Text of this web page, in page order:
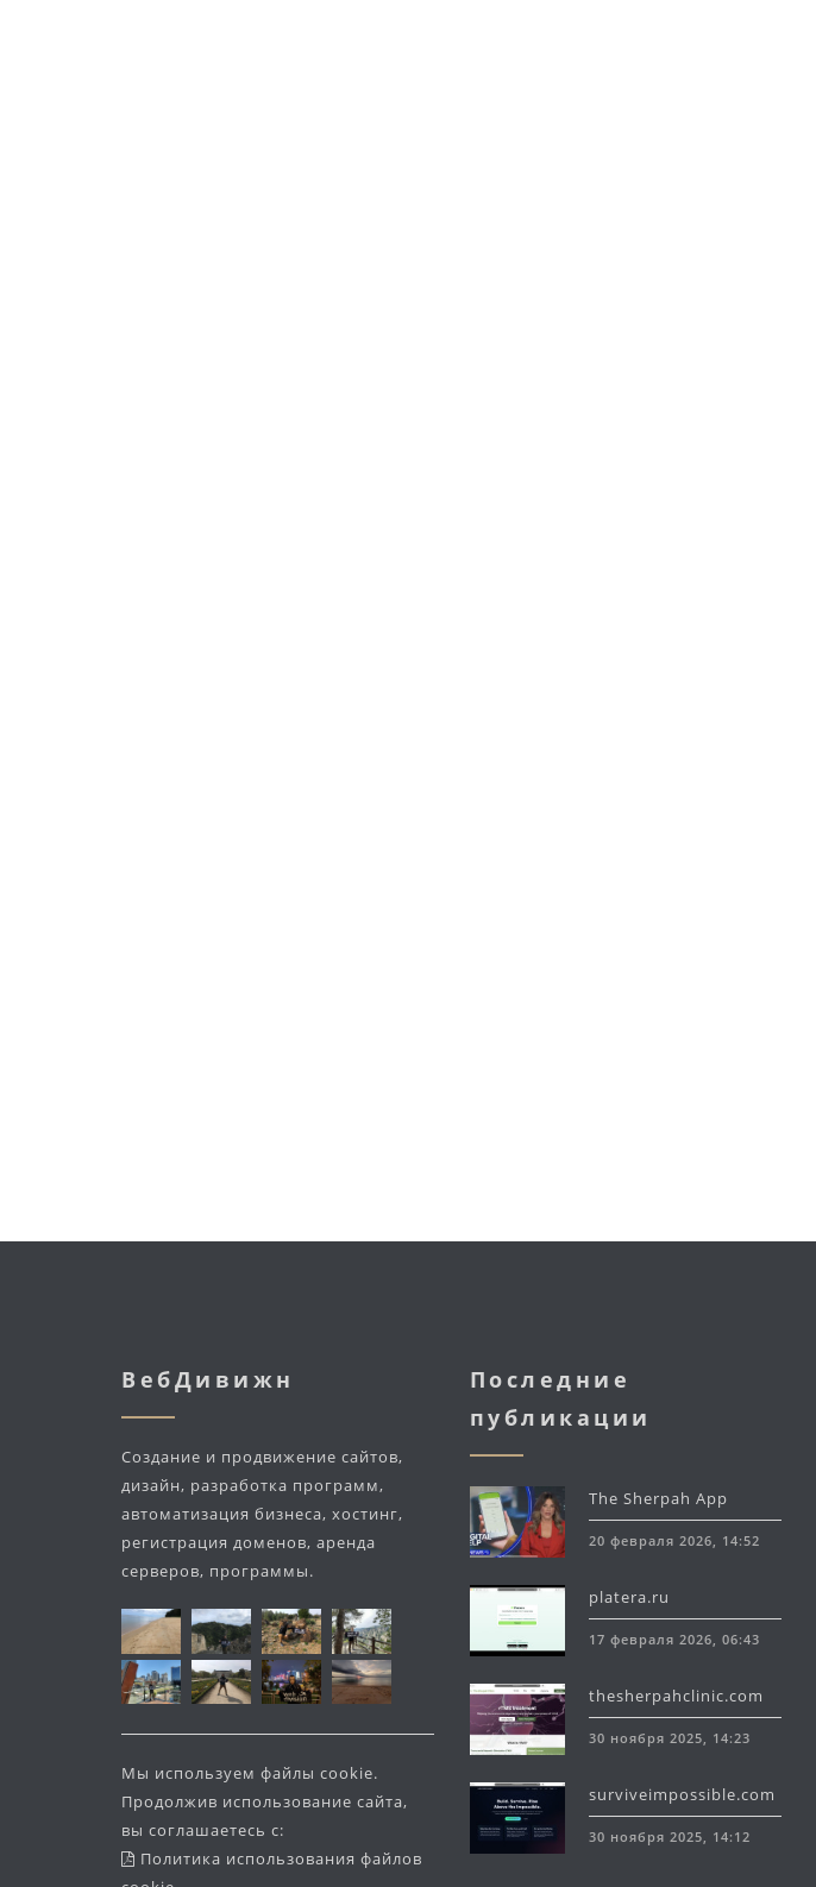
ВебДивижн
Создание и продвижение сайтов,
дизайн, разработка программ,
автоматизация бизнеса, хостинг,
регистрация доменов, аренда
серверов, программы.
Мы используем файлы cookie.
Продолжив использование сайта,
вы соглашаетесь с:
Политика использования файлов
Последние
публикации
The Sherpah App
20 февраля 2026, 14:52
platera.ru
17 февраля 2026, 06:43
thesherpahclinic.com
30 ноября 2025, 14:23
surviveimpossible.com
30 ноября 2025, 14:12